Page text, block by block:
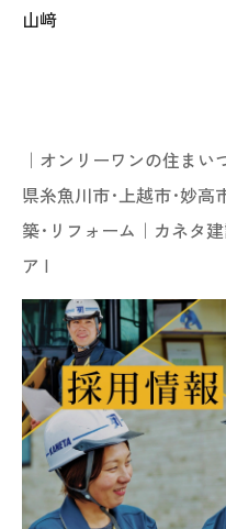
山﨑
｜オンリーワンの住ま
県糸魚川市･上越市･妙高
築･リフォーム｜ カネタ
ア |